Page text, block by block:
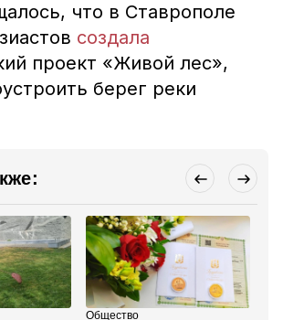
что в Ставрополе
создала
проект «Живой лес»,
берег реки
Общество